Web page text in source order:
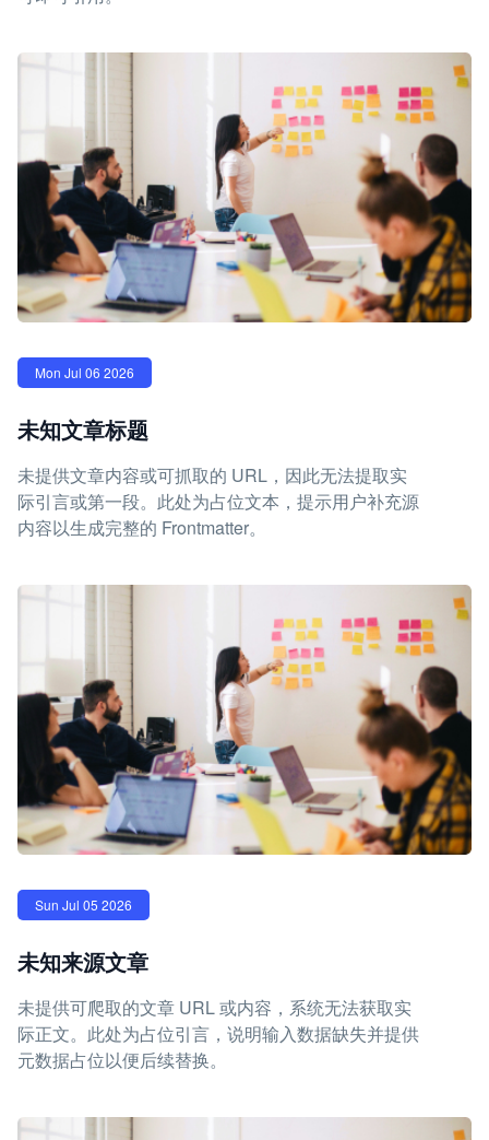
Mon Jul 06 2026
未知文章标题
未提供文章内容或可抓取的 URL，因此无法提取实
际引言或第一段。此处为占位文本，提示用户补充源
内容以生成完整的 Frontmatter。
Sun Jul 05 2026
未知来源文章
未提供可爬取的文章 URL 或内容，系统无法获取实
际正文。此处为占位引言，说明输入数据缺失并提供
元数据占位以便后续替换。